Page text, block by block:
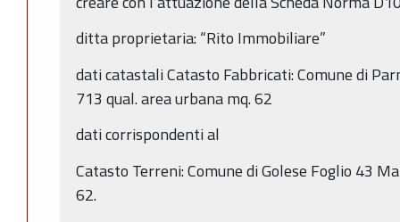
ditta proprietaria: “Rito Immobiliare”
dati catastali Catasto Fabbricati: Comune di
713 qual. area urbana mq. 62
dati corrispondenti al
Catasto Terreni: Comune di Golese Foglio 43
62.